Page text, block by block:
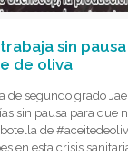
sin
de oliva
de segundo grado
sin pausa para que
de
en esta crisis